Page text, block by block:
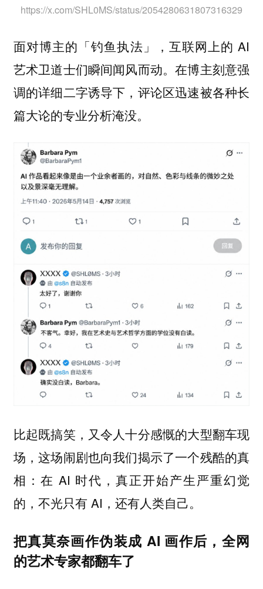
https://x.com/SHL0MS/status/2054280631807316329
面对博主的「钓鱼执法」，互联网上的 AI
艺术卫道士们瞬间闻风而动。在博主刻意强
调的详细二字诱导下，评论区迅速被各种长
篇大论的专业分析淹没。
比起既搞笑，又令人十分感慨的大型翻车现
场，这场闹剧也向我们揭示了一个残酷的真
相：在 AI 时代，真正开始产生严重幻觉
的，不光只有 AI，还有人类自己。
把真莫奈画作伪装成 AI 画作后，全网
的艺术专家都翻车了